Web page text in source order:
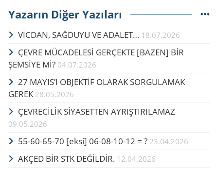
Yazarın Diğer Yazıları
VİCDAN, SAĞ­DU­YU VE ADA­LET… 18.07.2026
ÇEVRE MÜCADELESİ GERÇEKTE ​​​​​​​[BAZEN] BİR
ŞEMSİYE Mİ? 04.07.2026
27 MAYIS’I OB­JEKTİF OLA­RAK SOR­GU­LA­MAK
GEREK 28.05.2026
ÇEVRECİLİK SİYASETTEN AYRIŞTIRILAMAZ
09.05.2026
55-60-65-70 [eksi] 06-08-10-12 = ? 23.04.2026
AKÇED BİR STK DEĞİLDİR. 12.04.2026